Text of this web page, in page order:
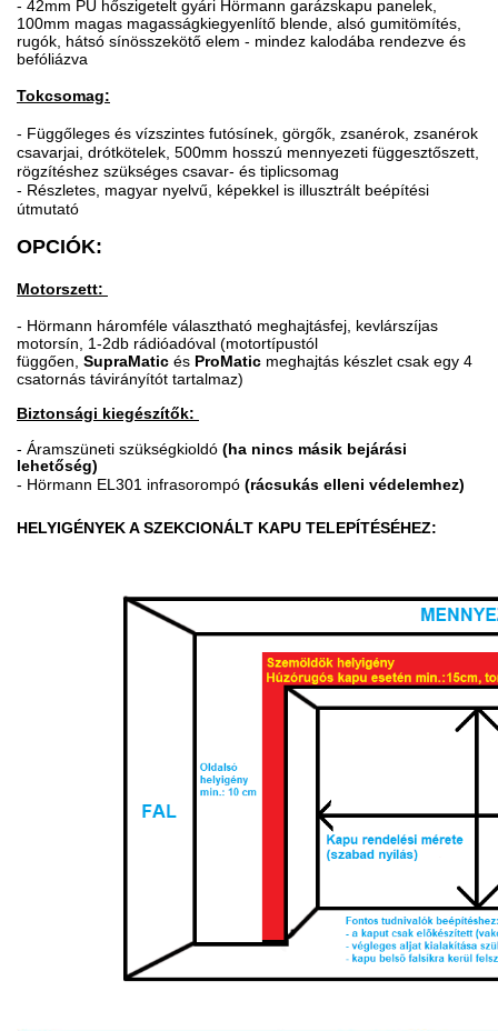
- 42mm PU hőszigetelt gyári Hörmann garázskapu panelek,
100mm magas magasságkiegyenlítő blende, alsó gumitömítés,
rugók, hátsó sínösszekötő elem - mindez kalodába rendezve és
befóliázva
Tokcsomag:
- Függőleges és vízszintes futósínek, görgők, zsanérok, zsanérok
csavarjai, drótkötelek, 500mm hosszú mennyezeti függesztőszett,
rögzítéshez szükséges csavar- és tiplicsomag
- Részletes, magyar nyelvű, képekkel is illusztrált beépítési
útmutató
OPCIÓK:
Motorszett:
- Hörmann háromféle választható meghajtásfej, kevlárszíjas
motorsín, 1-2db rádióadóval (motortípustól
függően, SupraMatic és ProMatic meghajtás készlet csak egy 4
csatornás távirányítót tartalmaz)
Biztonsági kiegészítők:
- Áramszüneti szükségkioldó (ha nincs másik bejárási
lehetőség)
- Hörmann EL301 infrasorompó (rácsukás elleni védelemhez)
HELYIGÉNYEK A SZEKCIONÁLT KAPU TELEPÍTÉSÉHEZ: